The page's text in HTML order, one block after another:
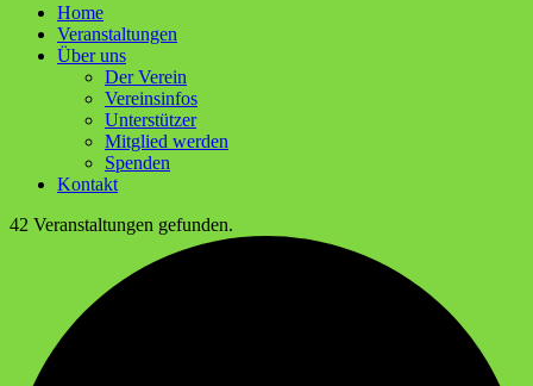
Home
Ver­an­stal­tun­gen
Über uns
Der Ver­ein
Ver­ein­sin­fos
Unter­stüt­zer
Mit­glied werden
Spen­den
Kon­takt
42 Veranstaltungen gefunden.